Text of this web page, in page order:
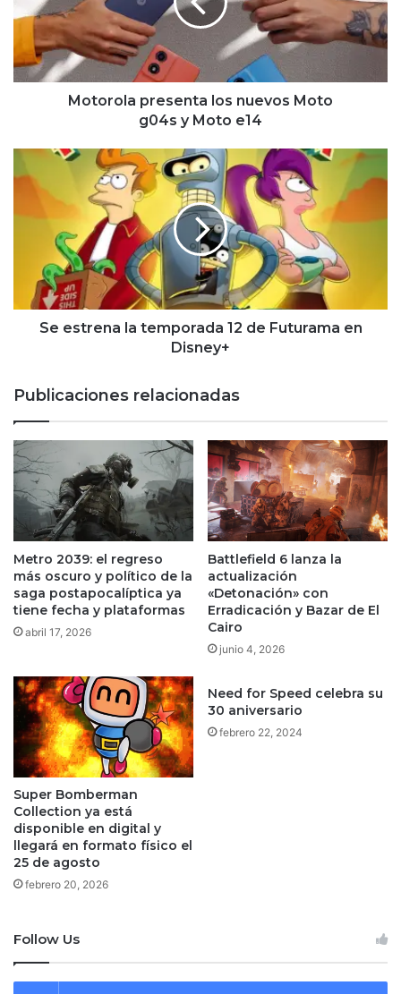
Moto
g04s y Moto
Motorola presenta los nuevos Moto
g04s y Moto e14
estrena
temporada
Futurama
Disney+
Se estrena la temporada 12 de Futurama en
Disney+
Publicaciones relacionadas
Metro 2039: el regreso
más oscuro y político de la
saga postapocalíptica ya
tiene fecha y plataformas
abril 17, 2026
Battlefield 6 lanza la
actualización
«Detonación» con
Erradicación y Bazar de El
Cairo
junio 4, 2026
Super Bomberman
Collection ya está
disponible en digital y
llegará en formato físico el
25 de agosto
febrero 20, 2026
Need for Speed celebra su
30 aniversario
febrero 22, 2024
Follow Us